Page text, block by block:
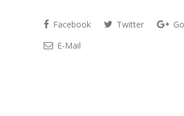
Facebook Twitter
E-Mail